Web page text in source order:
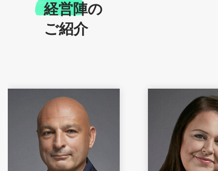
経営陣の
ご紹介
Michael Jaïs Jenny